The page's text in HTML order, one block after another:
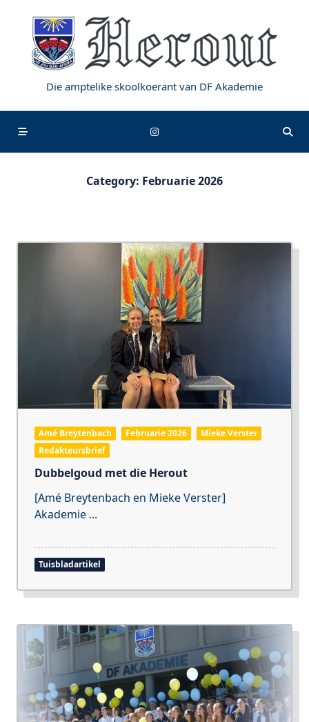
content
Die amptelike skoolkoerant van DF Akademie
Category: Februarie 2026
Amé Breytenbach Februarie 2026
Mieke Verster
Redakteursbrief
Dubbelgoud met die Herout
[Amé Breytenbach en Mieke Verster]
Akademie ...
Tuisbladartikel